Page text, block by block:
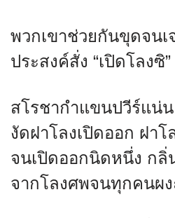
พวกเขาช่วยกันขุดจนเ
ประสงค์สั่ง “เปิดโลงซิ”
สโรชากำแขนปวีร์แน่
งัดฝาโลงเปิดออก ฝา
จนเปิดออกนิดหนึ่ง กลิ่
จากโลงศพจนทุกคนผง